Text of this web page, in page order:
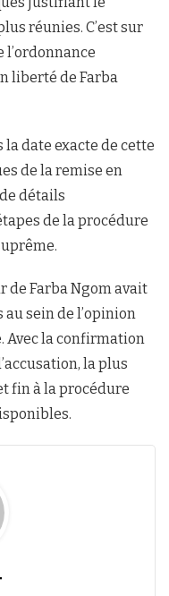
réunies. C’est sur
l’ordonnance
liberté de Farba
date exacte de cette
de la remise en
détails
de la procédure
Farba Ngom avait
sein de l’opinion
Avec la confirmation
la plus
fin à la procédure